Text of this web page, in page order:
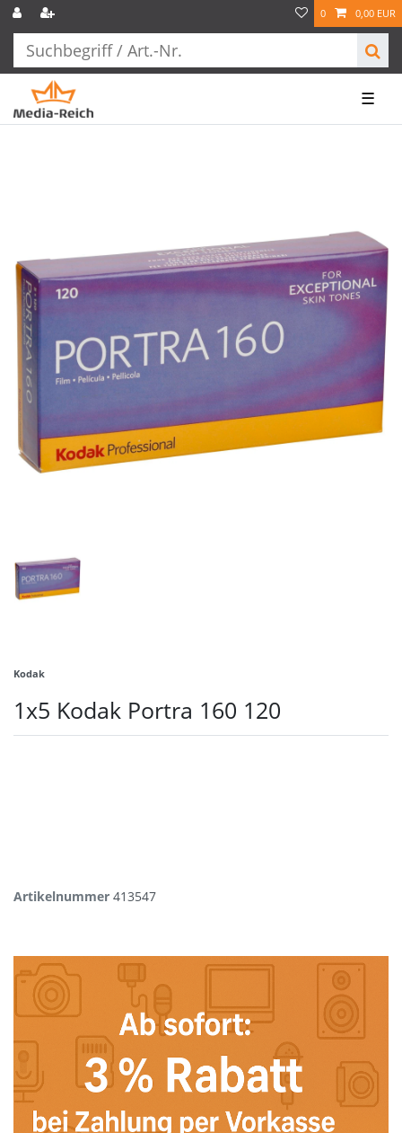
0 0,00 EUR
☰
Kodak
1x5 Kodak Portra 160 120
Artikelnummer 413547